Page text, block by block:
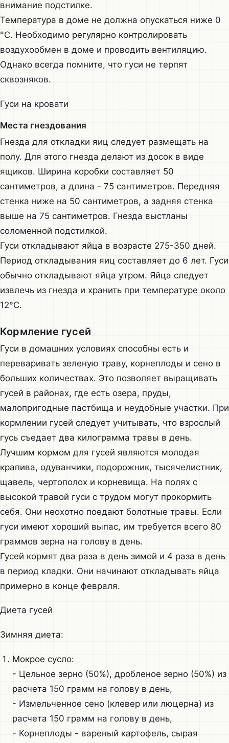
внимание подстилке.
Температура в доме не должна опускаться ниже 0
°C. Необходимо регулярно контролировать
воздухообмен в доме и проводить вентиляцию.
Однако всегда помните, что гуси не терпят
сквозняков.
Гуси на кровати
Места гнездования
Гнезда для откладки яиц следует размещать на
полу. Для этого гнезда делают из досок в виде
ящиков. Ширина коробки составляет 50
сантиметров, а длина - 75 сантиметров. Передняя
стенка ниже на 50 сантиметров, а задняя стенка
выше на 75 сантиметров. Гнезда выстланы
соломенной подстилкой.
Гуси откладывают яйца в возрасте 275-350 дней.
Период откладывания яиц составляет до 6 лет. Гуси
обычно откладывают яйца утром. Яйца следует
извлечь из гнезда и хранить при температуре около
12°C.
Кормление гусей
Гуси в домашних условиях способны есть и
переваривать зеленую траву, корнеплоды и сено в
больших количествах. Это позволяет выращивать
гусей в районах, где есть озера, пруды,
малопригодные пастбища и неудобные участки. При
кормлении гусей следует учитывать, что взрослый
гусь съедает два килограмма травы в день.
Лучшим кормом для гусей являются молодая
крапива, одуванчики, подорожник, тысячелистник,
щавель, чертополох и корневища. На полях с
высокой травой гуси с трудом могут прокормить
себя. Они неохотно поедают болотные травы. Если
гуси имеют хороший выпас, им требуется всего 80
граммов зерна на голову в день.
Гусей кормят два раза в день зимой и 4 раза в день
в период кладки. Они начинают откладывать яйца
примерно в конце февраля.
Диета гусей
Зимняя диета:
Мокрое сусло:
- Цельное зерно (50%), дробленое зерно (50%) из
расчета 150 грамм на голову в день,
- Измельченное сено (клевер или люцерна) из
расчета 150 грамм на голову в день,
- Корнеплоды - вареный картофель, сырая